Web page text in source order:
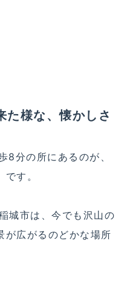
た様な、懐かしさ
8分の所にあるのが、
す。
城市は、今でも沢山の
が広がるのどかな場所